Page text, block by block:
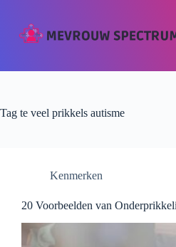
Tag te veel prikkels autisme
Kenmerken
20 Voorbeelden van